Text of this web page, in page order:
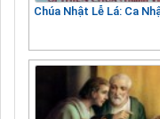
Chúa Nhật Lễ Lá: Ca